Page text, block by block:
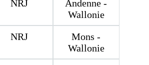
NRJ
Andenne -
Wallonie
NRJ
Mons -
Wallonie